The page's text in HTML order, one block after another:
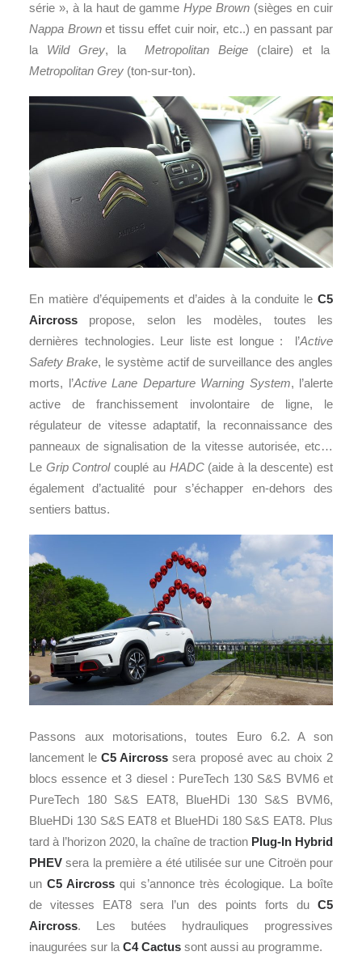
série », à la haut de gammeHype Brown (sièges en cuir
Nappa Brownet tissu effet cuir noir, etc..) en passant par
la Wild Grey, la Metropolitan Beige(claire) et la
Metropolitan Grey (ton-sur-ton).
En matière d’équipements et d’aides à la conduite le C5
Aircross propose, selon les modèles, toutes les
dernières technologies. Leur liste est longue : l’Active
Safety Brake, le système actif de surveillance des angles
morts, l’Active Lane Departure Warning System, l’alerte
active de franchissement involontaire de ligne, le
régulateur de vitesse adaptatif, la reconnaissance des
panneaux de signalisation de la vitesse autorisée, etc…
Le Grip Controlcouplé au HADC(aide à la descente) est
également d’actualité pour s’échapper en-dehors des
sentiers battus.
Passons aux motorisations, toutes Euro 6.2. A son
lancement leC5 Aircross sera proposé avec au choix 2
blocs essence et 3 diesel : PureTech 130 S&S BVM6 et
PureTech 180 S&S EAT8, BlueHDi 130 S&S BVM6,
BlueHDi 130 S&S EAT8 et BlueHDi 180 S&S EAT8. Plus
tard à l’horizon 2020, la chaîne de traction Plug-In Hybrid
PHEV sera la première a été utilisée sur une Citroën pour
unC5 Aircross qui s’annonce très écologique. La boîte
de vitesses EAT8 sera l’un des points forts du C5
Aircross. Les butées hydrauliques progressives
inaugurées sur la C4 Cactus sont aussi au programme.